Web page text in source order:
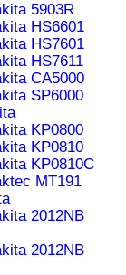
5903R
HS6601
HS7601
HS7611
CA5000
SP6000
KP0800
KP0810
KP0810C
MT191
2012NB
2012NB